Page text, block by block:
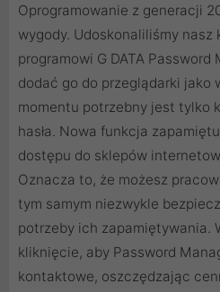
Oprogramowanie z generacji
wygody. Udoskonaliliśmy
programowi G DATA Password
dodać go do przeglądarki jako
momentu potrzebny jest tylko
hasła. Nowa funkcja
dostępu do sklepów
Oznacza to, że możesz
tym samym niezwykle
potrzeby ich zapamiętywania.
kliknięcie, aby Password
kontaktowe, oszczędzając